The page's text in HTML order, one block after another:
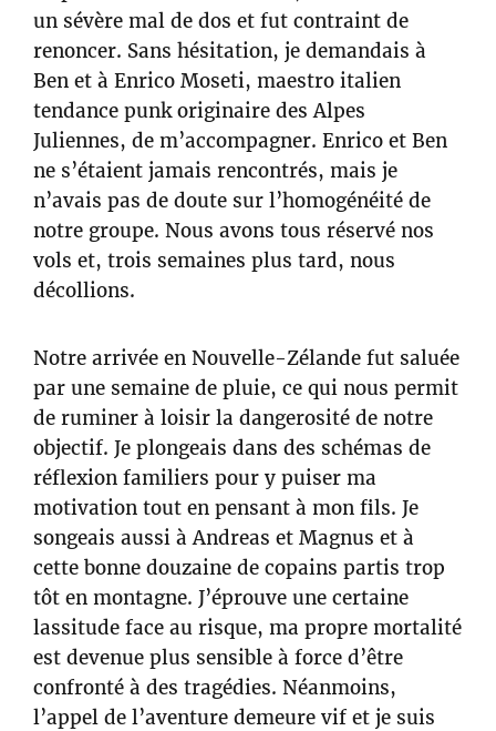
un sévère mal de dos et fut contraint de
renoncer. Sans hésitation, je demandais à
Ben et à Enrico Moseti, maestro italien
tendance punk originaire des Alpes
Juliennes, de m’accompagner. Enrico et Ben
ne s’étaient jamais rencontrés, mais je
n’avais pas de doute sur l’homogénéité de
notre groupe. Nous avons tous réservé nos
vols et, trois semaines plus tard, nous
décollions.
Notre arrivée en Nouvelle-Zélande fut saluée
par une semaine de pluie, ce qui nous permit
de ruminer à loisir la dangerosité de notre
objectif. Je plongeais dans des schémas de
réflexion familiers pour y puiser ma
motivation tout en pensant à mon fils. Je
songeais aussi à Andreas et Magnus et à
cette bonne douzaine de copains partis trop
tôt en montagne. J’éprouve une certaine
lassitude face au risque, ma propre mortalité
est devenue plus sensible à force d’être
confronté à des tragédies. Néanmoins,
l’appel de l’aventure demeure vif et je suis